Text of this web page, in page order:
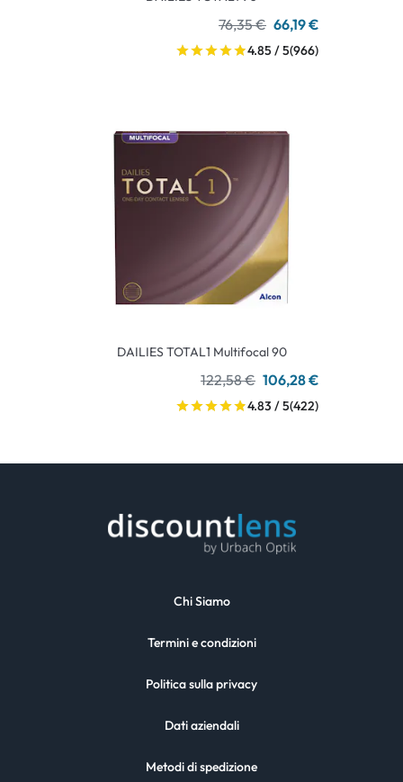
76,35 € 66,19 €
4.85 / 5(966)
DAILIES TOTAL1 Multifocal 90
122,58 € 106,28 €
4.83 / 5(422)
Chi Siamo
Termini e condizioni
Politica sulla privacy
Dati aziendali
Metodi di spedizione